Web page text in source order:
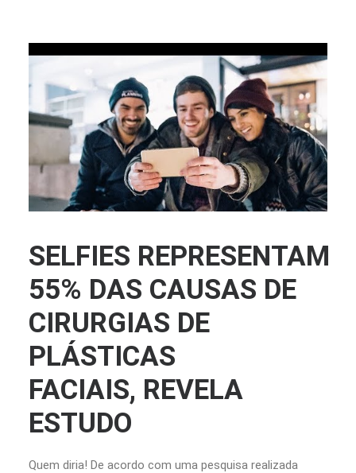
SELFIES REPRESENTAM
55% DAS CAUSAS DE
CIRURGIAS DE
PLÁSTICAS
FACIAIS, REVELA
ESTUDO
Quem diria! De acordo com uma pesquisa realizada